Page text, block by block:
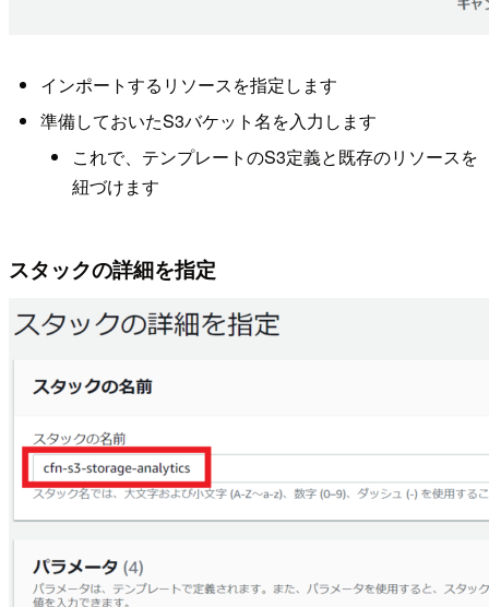
インポートするリソースを指定します
準備しておいたS3バケット名を入力します
これで、テンプレートのS3定義と既存のリソースを
紐づけます
スタックの詳細を指定